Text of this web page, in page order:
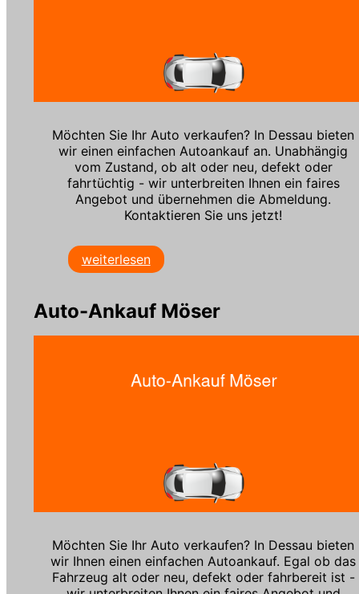
Möchten Sie Ihr Auto verkaufen? In Dessau bieten
wir einen einfachen Autoankauf an. Unabhängig
vom Zustand, ob alt oder neu, defekt oder
fahrtüchtig - wir unterbreiten Ihnen ein faires
Angebot und übernehmen die Abmeldung.
Kontaktieren Sie uns jetzt!
weiterlesen
Auto-Ankauf Möser
Möchten Sie Ihr Auto verkaufen? In Dessau bieten
wir Ihnen einen einfachen Autoankauf. Egal ob das
Fahrzeug alt oder neu, defekt oder fahrbereit ist -